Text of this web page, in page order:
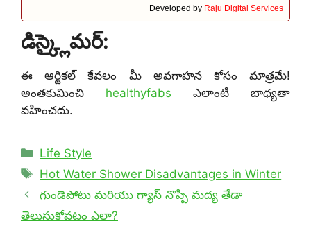
Developed by Raju Digital Services
డిస్క్లైమర్:
ఈ ఆర్టికల్ కేవలం మీ అవగాహన కోసం మాత్రమే!
అంతకుమించి healthyfabs ఎలాంటి బాధ్యతా
వహించదు.
Categories
Life Style
Tags
Hot Water Shower Disadvantages in Winter
గుండెపోటు మరియు గ్యాస్ నొప్పి మద్య తేడా
తెలుసుకోవటం ఎలా?